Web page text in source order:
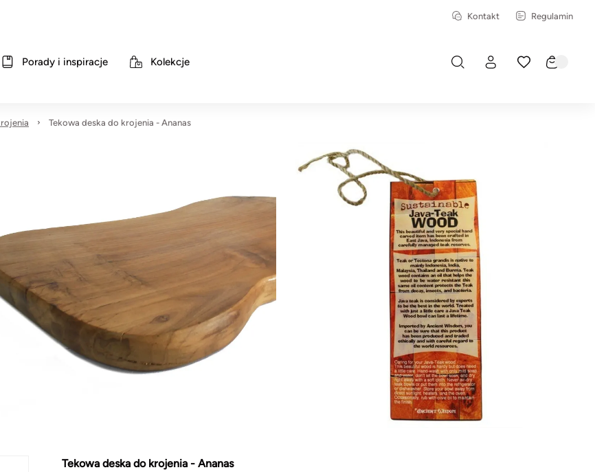
Kontakt Regulamin
Porady i inspiracje Kolekcje
Tekowa deska do krojenia - Ananas
Tekowa deska do krojenia - Ananas